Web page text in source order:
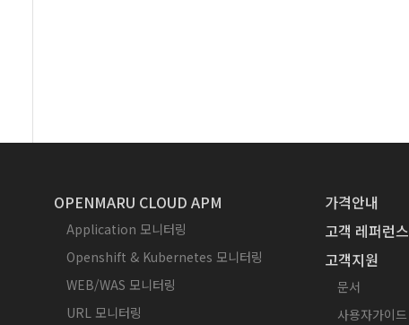
OPENMARU CLOUD APM
Application 모니터링
Openshift & Kubernetes 모니터링
WEB/WAS 모니터링
URL 모니터링
가격안내
고객 레퍼런스
고객지원
문서
사용자가이드